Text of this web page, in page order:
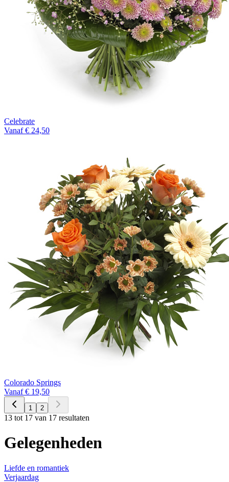
Celebrate
Vanaf € 24,50
Colorado Springs
Vanaf € 19,50
1 2
13 tot 17 van 17 resultaten
Gelegenheden
Liefde en romantiek
Verjaardag